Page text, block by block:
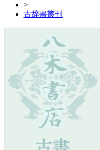
>
古辞書叢刊